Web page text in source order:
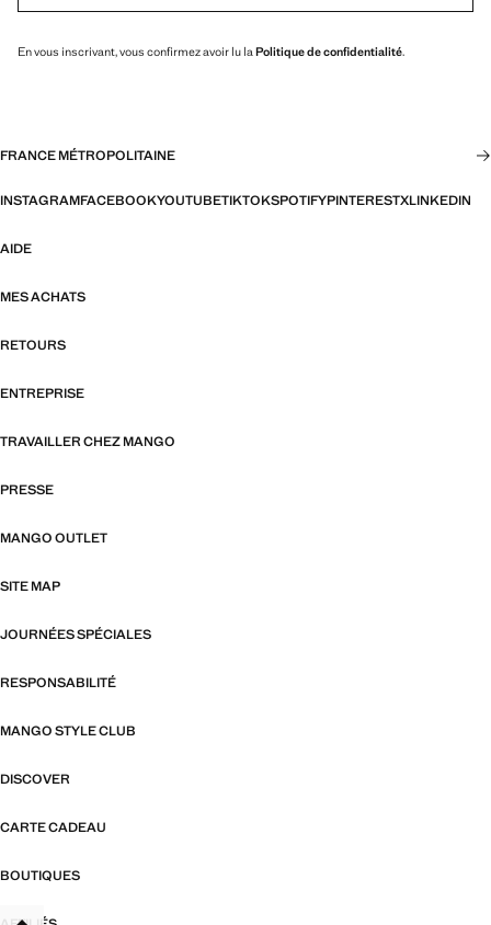
En vous inscrivant, vous confirmez avoir lu laPolitique de confidentialité.
FRANCE MÉTROPOLITAINE
INSTAGRAMFACEBOOKYOUTUBETIKTOKSPOTIFYPINTERESTXLINKEDIN
AIDE
MES ACHATS
RETOURS
ENTREPRISE
TRAVAILLER CHEZ MANGO
PRESSE
MANGO OUTLET
SITE MAP
JOURNÉES SPÉCIALES
RESPONSABILITÉ
MANGO STYLE CLUB
DISCOVER
CARTE CADEAU
BOUTIQUES